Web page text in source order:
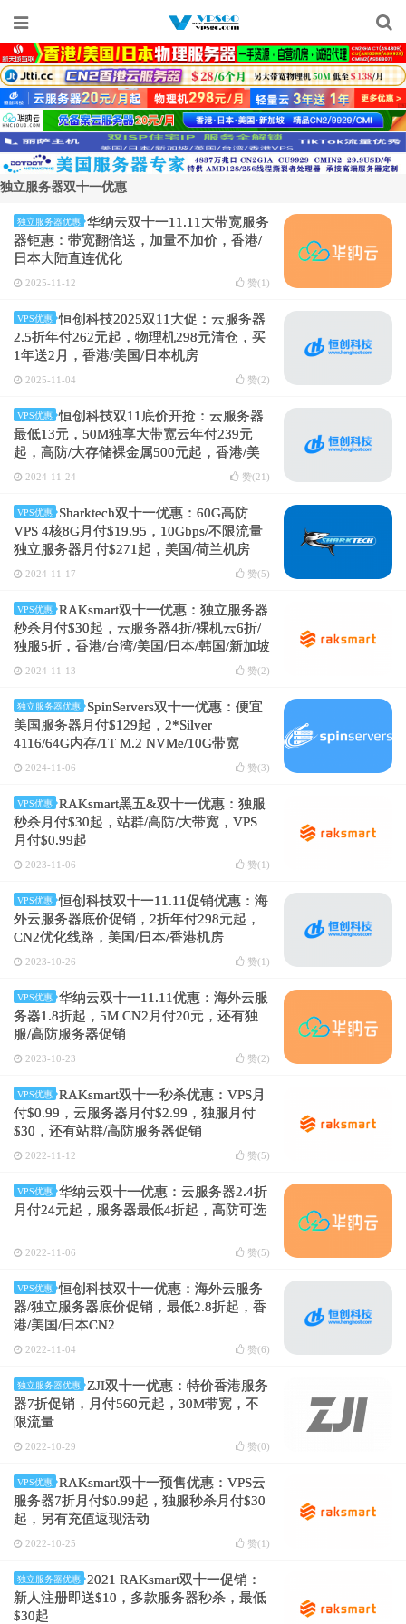
独立服务器双十一优惠
独立服务器优惠
华纳云双十一11.11大带宽服务
器钜惠：带宽翻倍送，加量不加价，香港/
日本大陆直连优化
2025-11-12 赞(1 )
VPS优惠
恒创科技2025双11大促：云服务器
2.5折年付262元起，物理机298元清仓，买
1年送2月，香港/美国/日本机房
2025-11-04 赞(2)
VPS优惠
恒创科技双11底价开抢：云服务器
最低13元，50M独享大带宽云年付239元
起，高防/大存储裸金属500元起，香港/美
国/日本
2024-11-24 赞(21 )
VPS优惠
Sharktech双十一优惠：60G高防
VPS 4核8G月付$19.95，10Gbps/不限流量
独立服务器月付$271起，美国/荷兰机房
2024-11-17 赞(5)
VPS优惠
RAKsmart双十一优惠：独立服务器
秒杀月付$30起，云服务器4折/裸机云6折/
独服5折，香港/台湾/美国/日本/韩国/新加坡
等多个机房
2024-11-13 赞(2)
独立服务器优惠
SpinServers双十一优惠：便宜
美国服务器月付$129起，2*Silver
4116/64G内存/1T M.2 NVMe/10G带宽
@30T流量
2024-11-06 赞(3)
VPS优惠
RAKsmart黑五&双十一优惠：独服
秒杀月付$30起，站群/高防/大带宽，VPS
月付$0.99起
2023-11-06 赞(1 )
VPS优惠
恒创科技双十一11.11促销优惠：海
外云服务器底价促销，2折年付298元起，
CN2优化线路，美国/日本/香港机房
2023-10-26 赞(1 )
VPS优惠
华纳云双十一11.11优惠：海外云服
务器1.8折起，5M CN2月付20元，还有独
服/高防服务器促销
2023-10-23 赞(2)
VPS优惠
RAKsmart双十一秒杀优惠：VPS月
付$0.99，云服务器月付$2.99，独服月付
$30，还有站群/高防服务器促销
2022-11-12 赞(5)
VPS优惠
华纳云双十一优惠：云服务器2.4折
月付24元起，服务器最低4折起，高防可选
2022-11-06 赞(5)
VPS优惠
恒创科技双十一优惠：海外云服务
器/独立服务器底价促销，最低2.8折起，香
港/美国/日本CN2
2022-11-04 赞(6)
独立服务器优惠
ZJI双十一优惠：特价香港服务
器7折促销，月付560元起，30M带宽，不
限流量
2022-10-29 赞(0)
VPS优惠
RAKsmart双十一预售优惠：VPS云
服务器7折月付$0.99起，独服秒杀月付$30
起，另有充值返现活动
2022-10-25 赞(1 )
独立服务器优惠
2021 RAKsmart双十一促销：
新人注册即送$10，多款服务器秒杀，最低
$30起